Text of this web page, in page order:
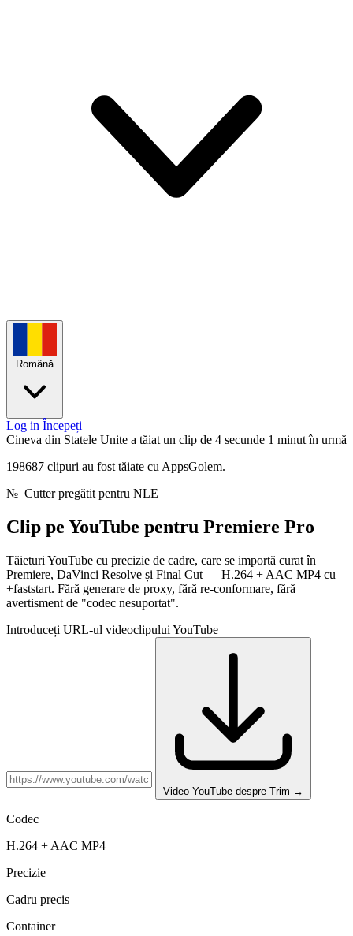
Română
Log in Începeți
Cineva din Statele Unite a tăiat un clip de 4 secunde 1 minut în urmă
198687 clipuri au fost tăiate cu AppsGolem.
№ Cutter pregătit pentru NLE
Clip pe YouTube pentru Premiere Pro
Tăieturi YouTube cu precizie de cadre, care se importă curat în
Premiere, DaVinci Resolve și Final Cut — H.264 + AAC MP4 cu
+faststart. Fără generare de proxy, fără re-conformare, fără
avertisment de "codec nesuportat".
Introduceți URL-ul videoclipului YouTube
Video YouTube despre Trim →
Codec
H.264 + AAC MP4
Precizie
Cadru precis
Container